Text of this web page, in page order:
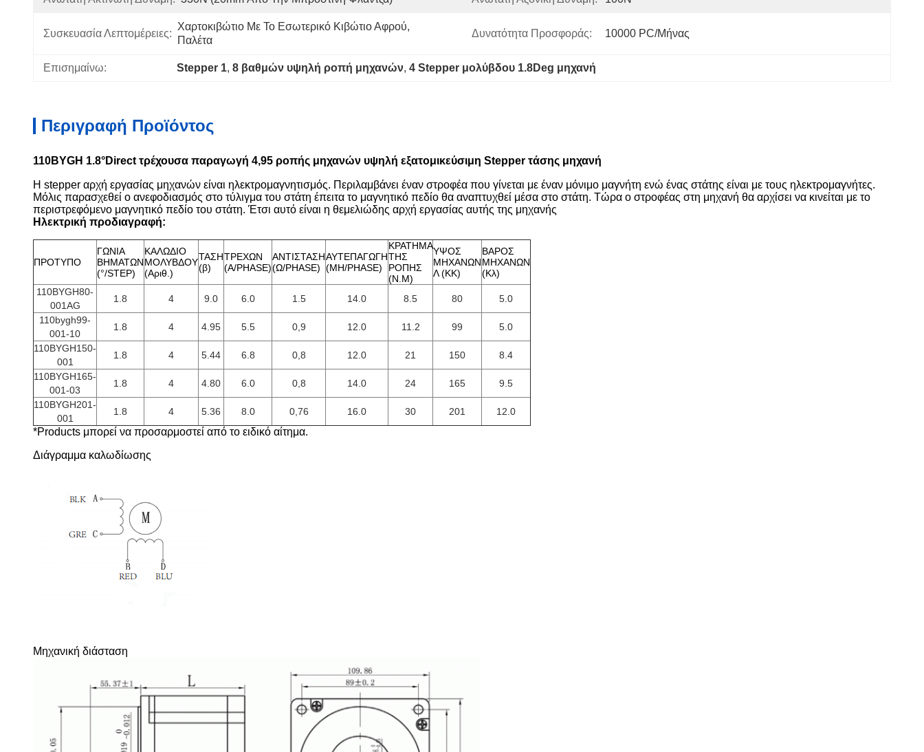
Συσκευασία Λεπτομέρειες:
Χαρτοκιβώτιο Με Το Εσωτερικό Κιβώτιο Αφρού,
Παλέτα
Δυνατότητα Προσφοράς: 10000 PC/μήνας
Επισημαίνω: Stepper 1, 8 βαθμών υψηλή ροπή μηχανών, 4 Stepper μολύβδου 1.8Deg μηχανή
Περιγραφή Προϊόντος
110BYGH 1.8°Direct τρέχουσα παραγωγή 4,95 ροπής μηχανών υψηλή εξατομικεύσιμη Stepper τάσης μηχανή
Η stepper αρχή εργασίας μηχανών είναι ηλεκτρομαγνητισμός. Περιλαμβάνει έναν στροφέα που γίνεται με έναν μόνιμο μαγνήτη ενώ ένας στάτης είναι με τους ηλεκτρομαγνήτες.
Μόλις παρασχεθεί ο ανεφοδιασμός στο τύλιγμα του στάτη έπειτα το μαγνητικό πεδίο θα αναπτυχθεί μέσα στο στάτη. Τώρα ο στροφέας στη μηχανή θα αρχίσει να κινείται με το
περιστρεφόμενο μαγνητικό πεδίο του στάτη. Έτσι αυτό είναι η θεμελιώδης αρχή εργασίας αυτής της μηχανής
Ηλεκτρική προδιαγραφή:
ΠΡΟΤΥΠΟ
ΓΩΝΙΑ
ΒΗΜΑΤΩΝ
(°/STEP)
ΚΑΛΩΔΙΟ
ΜΟΛΥΒΔΟΥ
(Αριθ.)
ΤΑΣΗ
(β)
ΤΡΕΧΩΝ
(A/PHASE)
ΑΝΤΙΣΤΑΣΗ
(Ω/PHASE)
ΑΥΤΕΠΑΓΩΓΗ
(MH/PHASE)
ΚΡΑΤΗΜΑ
ΤΗΣ
ΡΟΠΗΣ
(N.M)
ΥΨΟΣ
ΜΗΧΑΝΩΝ
Λ (ΚΚ)
ΒΑΡΟΣ
ΜΗΧΑΝΩΝ
(Κλ)
110BYGH80-
001AG
1.8 4 9.0 6.0 1.5 14.0 8.5 80
5.0
110bygh99-
001-10
1.8 4 4.95 5.5 0,9 12.0 11.2 99
5.0
110BYGH150-
001
1.8 4 5.44 6.8 0,8 12.0 21 150
8.4
110BYGH165-
001-03
1.8 4 4.80 6.0 0,8 14.0 24 165
9.5
110BYGH201-
001
1.8 4 5.36 8.0 0,76 16.0 30 201 12.0
*Products μπορεί να προσαρμοστεί από το ειδικό αίτημα.
Διάγραμμα καλωδίωσης
Μηχανική διάσταση